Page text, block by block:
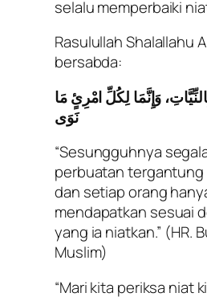
selalu memperbaiki
Rasulullah Shalallahu
bersabda:
وَإِنَّمَا لِكُلِّ امْرِئٍ مَا
نَوَى
“Sesungguhnya
perbuatan tergantung
dan setiap orang
mendapatkan sesuai
yang ia niatkan.” (HR.
Muslim)
“Mari kita periksa niat